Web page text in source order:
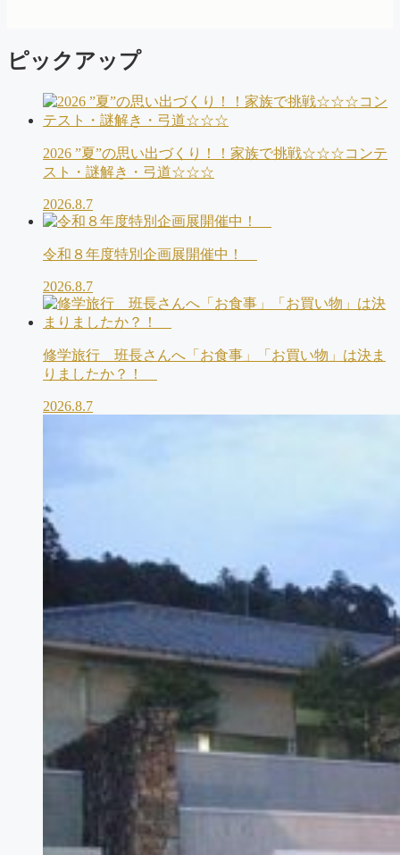
ピックアップ
2026 ”夏”の思い出づくり！！家族で挑戦☆☆☆コンテ
スト・謎解き・弓道☆☆☆
2026.8.7
令和８年度特別企画展開催中！
2026.8.7
修学旅行 班長さんへ「お食事」「お買い物」は決ま
りましたか？！
2026.8.7